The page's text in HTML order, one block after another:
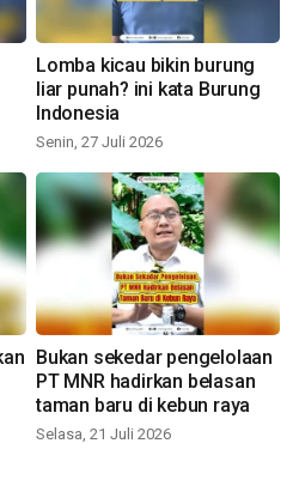
Lomba kicau bikin burung
liar punah? ini kata Burung
Indonesia
Senin, 27 Juli 2026
Bukan sekedar pengelolaan
PT MNR hadirkan belasan
taman baru di kebun raya
Selasa, 21 Juli 2026